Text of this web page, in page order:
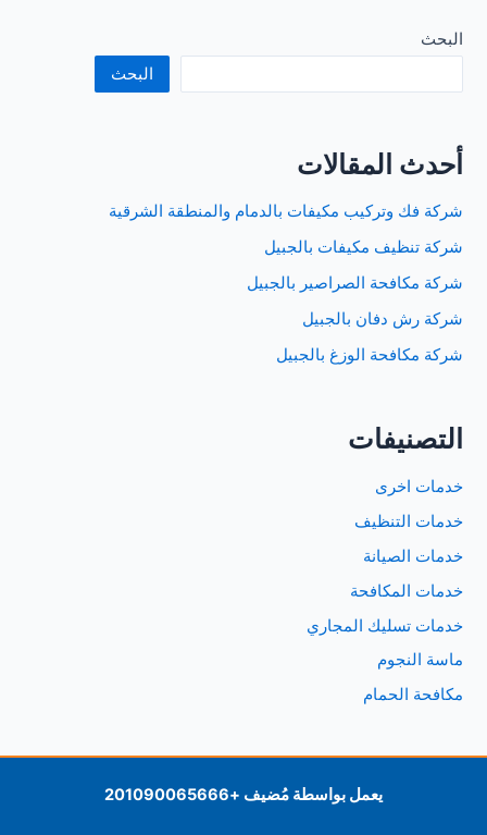
بالخبر
البحث
البحث
أحدث المقالات
شركة فك وتركيب مكيفات بالدمام والمنطقة الشرقية
شركة تنظيف مكيفات بالجبيل
شركة مكافحة الصراصير بالجبيل
شركة رش دفان بالجبيل
شركة مكافحة الوزغ بالجبيل
التصنيفات
خدمات اخرى
خدمات التنظيف
خدمات الصيانة
خدمات المكافحة
خدمات تسليك المجاري
ماسة النجوم
مكافحة الحمام
يعمل بواسطة مُضيف +201090065666